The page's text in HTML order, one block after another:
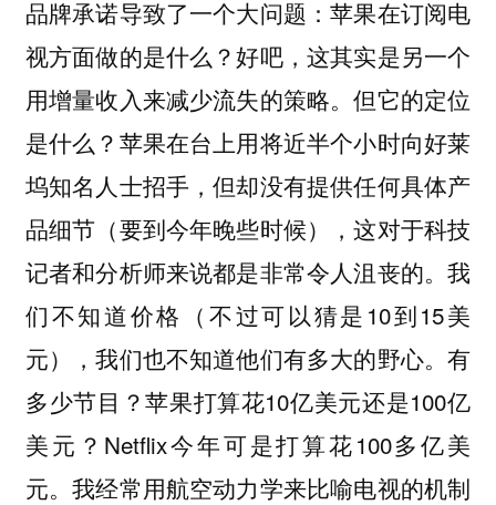
品牌承诺导致了一个大问题：苹果在订阅电
视方面做的是什么？好吧，这其实是另一个
用增量收入来减少流失的策略。但它的定位
是什么？苹果在台上用将近半个小时向好莱
坞知名人士招手，但却没有提供任何具体产
品细节（要到今年晚些时候），这对于科技
记者和分析师来说都是非常令人沮丧的。我
们不知道价格（不过可以猜是10到15美
元），我们也不知道他们有多大的野心。有
多少节目？苹果打算花10亿美元还是100亿
美元？Netflix今年可是打算花100多亿美
元。我经常用航空动力学来比喻电视的机制